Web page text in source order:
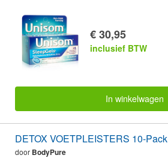
€ 30,95
inclusief BTW
In winkelwagen
DETOX VOETPLEISTERS 10-Pack
door BodyPure